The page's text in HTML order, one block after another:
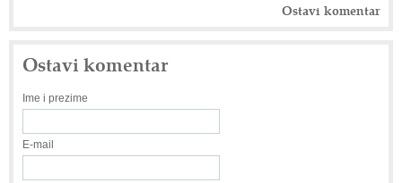
Ostavi komentar
Ostavi komentar
Ime i prezime
E-mail